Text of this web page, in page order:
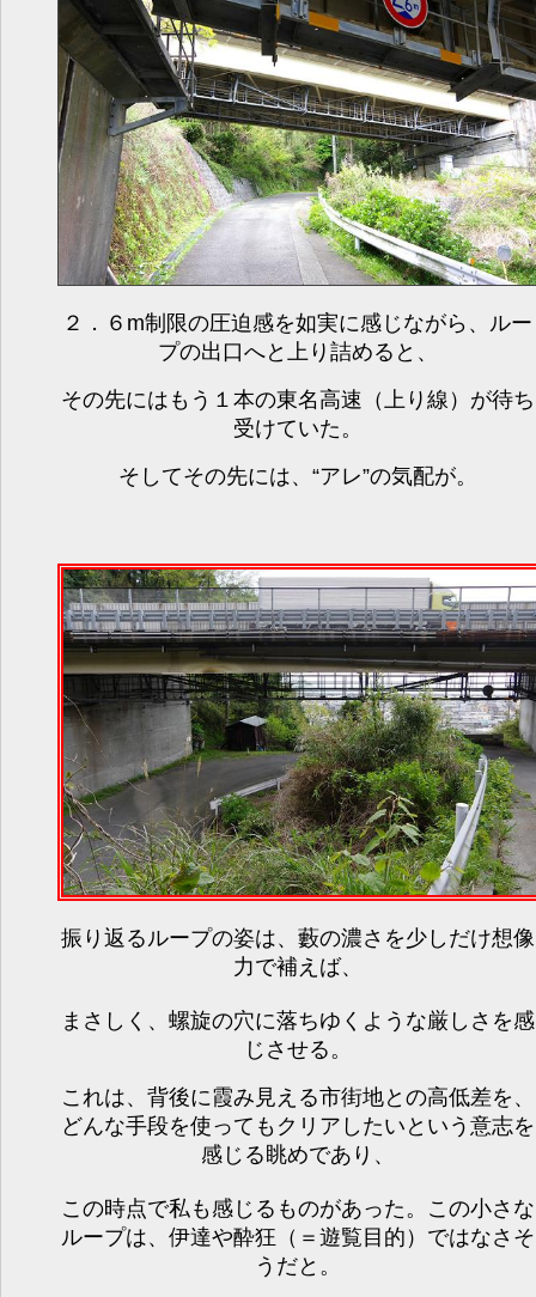
２．６m制限の圧迫感を如実に感じながら、ルー
プの出口へと上り詰めると、
その先にはもう１本の東名高速（上り線）が待ち
受けていた。
そしてその先には、“アレ”の気配が。
振り返るループの姿は、藪の濃さを少しだけ想像
力で補えば、
まさしく、螺旋の穴に落ちゆくような厳しさを感
じさせる。
これは、背後に霞み見える市街地との高低差を、
どんな手段を使ってもクリアしたいという意志を
感じる眺めであり、
この時点で私も感じるものがあった。この小さな
ループは、伊達や酔狂（＝遊覧目的）ではなさそ
うだと。